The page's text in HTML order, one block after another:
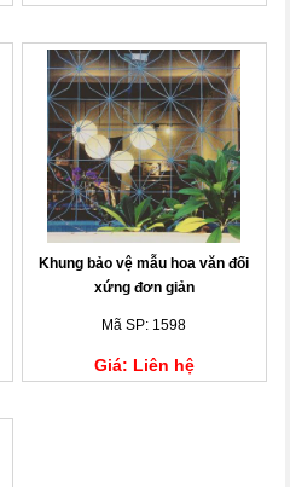
Khung bảo vệ mẫu hoa văn đối
xứng đơn giản
Mã SP: 1598
Giá: Liên hệ